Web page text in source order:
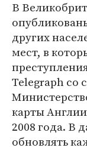
В
других
мест, в
Telegraph со
карты
2008 года. В
обновлять